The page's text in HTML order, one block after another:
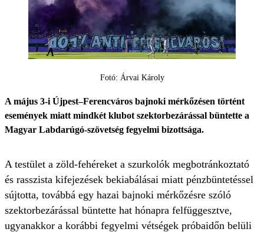
Fotó: Árvai Károly
A május 3-i Újpest–Ferencváros bajnoki mérkőzésen történt
események miatt mindkét klubot szektorbezárással büntette a
Magyar Labdarúgó-szövetség fegyelmi bizottsága.
A testület a zöld-fehéreket a szurkolók megbotránkoztató
és rasszista kifejezések bekiabálásai miatt pénzbüntetéssel
sújtotta, továbbá egy hazai bajnoki mérkőzésre szóló
szektorbezárással büntette hat hónapra felfüggesztve,
ugyanakkor a korábbi fegyelmi vétségek próbaidőn belüli